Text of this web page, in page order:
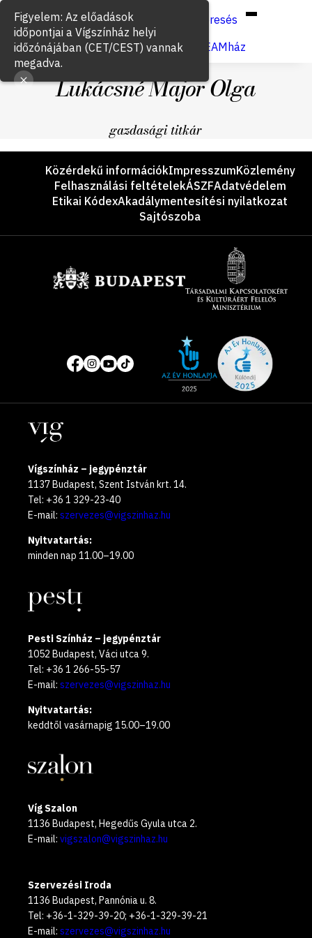
Keresés
Jegyvásárlás
VígSTREAMház
Lukácsné Major Olga
gazdasági titkár
LáblécKözérdekű információkImpresszumKözlemény
Felhasználási feltételekÁSZFAdatvédelem
Etikai KódexAkadálymentesítési nyilatkozat
Sajtószoba
Közösségi
média
oldalak
of
year
Helyszínek
Vígszínház – jegypénztár
1137 Budapest, Szent István krt. 14.
Tel: +36 1 329-23-40
E-mail: szervezes@vigszinhaz.hu
Nyitvatartás:
minden nap 11.00–19.00
Pesti Színház – jegypénztár
1052 Budapest, Váci utca 9.
Tel: +36 1 266-55-57
E-mail: szervezes@vigszinhaz.hu
Nyitvatartás:
keddtől vasárnapig 15.00–19.00
Víg Szalon
1136 Budapest, Hegedűs Gyula utca 2.
E-mail: vigszalon@vigszinhaz.hu
Szervezési Iroda
1136 Budapest, Pannónia u. 8.
Tel: +36-1-329-39-20; +36-1-329-39-21
E-mail: szervezes@vigszinhaz.hu
Figyelem: Az előadások
időpontjai a Vígszínház helyi
időzónájában (CET/CEST) vannak
megadva.